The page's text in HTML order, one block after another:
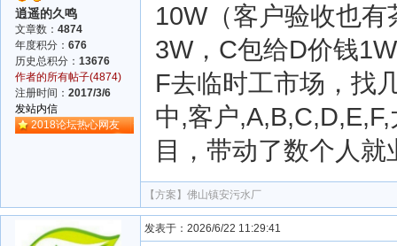
逍遥的久鸣
文章数： 4874
年度积分： 676
历史总积分： 13676
作者的所有帖子(4874)
注册时间： 2017/3/6
发站内信
2018论坛热心网友
10W（客户验收也
3W，C包给D价钱
F去临时工市场，找
中,客户
目，带动了数个人
【方案】 佛山镇安污水厂
发表于：2026/6/22 11:29:41